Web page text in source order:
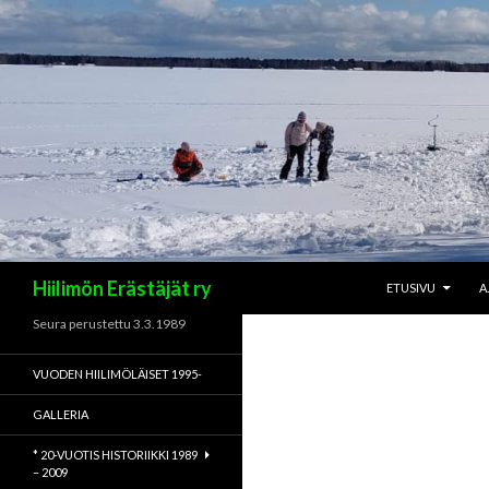
Hiilimön Erästäjät ry
ETUSIVU
Seura perustettu 3.3.1989
VUODEN HIILIMÖLÄISET 1995-
GALLERIA
* 20-VUOTIS HISTORIIKKI 1989
– 2009